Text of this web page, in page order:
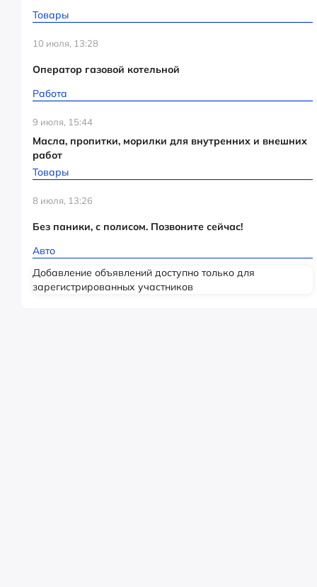
Товары
10 июля, 13:28
Оператор газовой котельной
Работа
9 июля, 15:44
Масла, пропитки, морилки для внутренних и внешних
работ
Товары
8 июля, 13:26
Без паники, с полисом. Позвоните сейчас!
Авто
Добавление объявлений доступно только для
зарегистрированных участников